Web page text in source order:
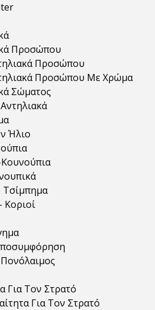
Προσώπου
Προσώπου
Προσώπου Με Χρώμα
Σώματος
Ήλιο
Κοριοί
Για Τον Στρατό
Για Τον Στρατό